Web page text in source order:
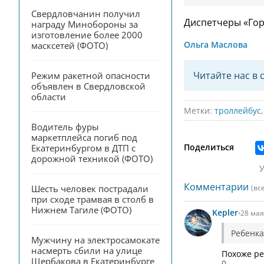
Свердловчанин получил
награду Минобороны за
изготовление более 2000
масксетей (ФОТО)
Режим ракетной опасности
объявлен в Свердловской
области
Водитель фуры
маркетплейса погиб под
Екатеринбургом в ДТП с
дорожной техникой (ФОТО)
Шесть человек пострадали
при сходе трамвая в столб в
Нижнем Тагиле (ФОТО)
Мужчину на электросамокате
насмерть сбили на улице
Щербакова в Екатеринбурге
Диспетчеры
Ольга Маслова
Читайте нас в
Метки: троллейбус
Поделиться
Комментарии
Kepler 28
Похоже